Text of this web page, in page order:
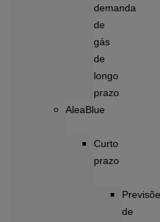
demanda
de
gás
de
longo
prazo
AleaBlue
Curto
prazo
de